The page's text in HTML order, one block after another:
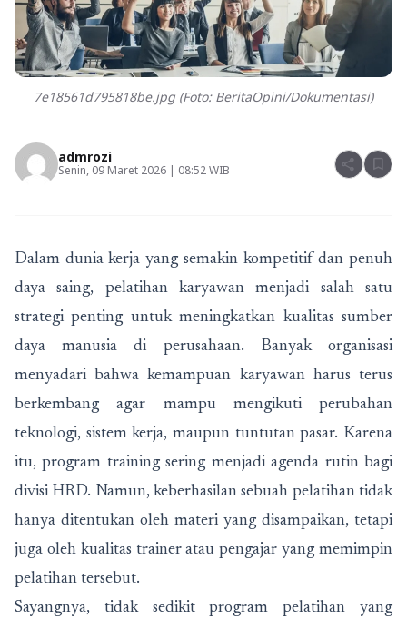
7e18561d795818be.jpg (Foto: BeritaOpini/Dokumentasi)
admrozi
Senin, 09 Maret 2026 | 08:52 WIB share bookmark
Dalam dunia kerja yang semakin kompetitif dan penuh
daya saing, pelatihan karyawan menjadi salah satu
strategi penting untuk meningkatkan kualitas sumber
daya manusia di perusahaan. Banyak organisasi
menyadari bahwa kemampuan karyawan harus terus
berkembang agar mampu mengikuti perubahan
teknologi, sistem kerja, maupun tuntutan pasar. Karena
itu, program training sering menjadi agenda rutin bagi
divisi HRD. Namun, keberhasilan sebuah pelatihan tidak
hanya ditentukan oleh materi yang disampaikan, tetapi
juga oleh kualitas trainer atau pengajar yang memimpin
pelatihan tersebut.
Sayangnya, tidak sedikit program pelatihan yang